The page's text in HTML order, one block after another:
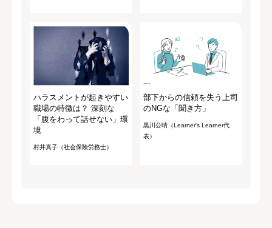
ハラスメントが起きやすい
職場の特徴は？ 深刻な
「腹をわって話せない」環
境
村井真子（社会保険労務士）
部下からの信頼を失う上司
のNGな「聞き方」
黒川公晴（Learner's Learner代
表）